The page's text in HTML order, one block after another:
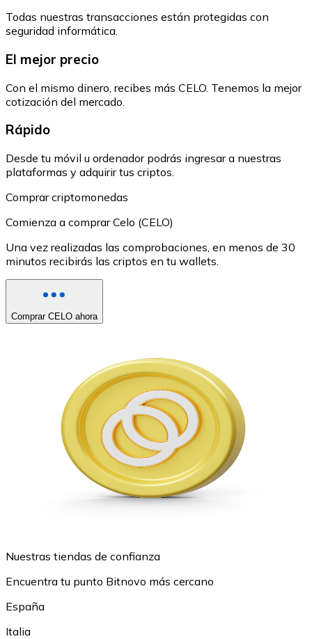
Todas nuestras transacciones están protegidas con
seguridad informática.
El mejor precio
Con el mismo dinero, recibes más CELO. Tenemos la mejor
cotización del mercado.
Rápido
Desde tu móvil u ordenador podrás ingresar a nuestras
plataformas y adquirir tus criptos.
Comprar criptomonedas
Comienza a comprar Celo (CELO)
Una vez realizadas las comprobaciones, en menos de 30
minutos recibirás las criptos en tu wallets.
Comprar CELO ahora
Nuestras tiendas de confianza
Encuentra tu punto Bitnovo más cercano
España
Italia